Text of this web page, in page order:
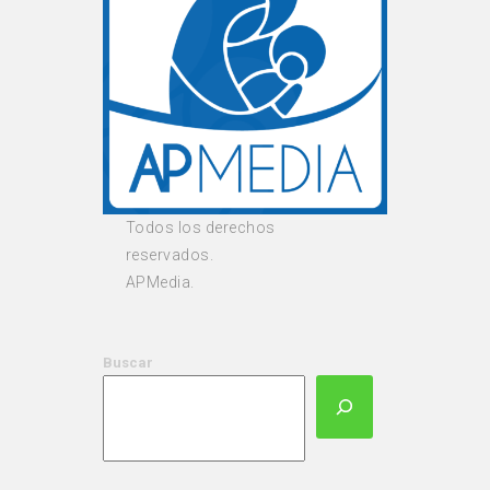
Todos los derechos
reservados.
APMedia.
Buscar